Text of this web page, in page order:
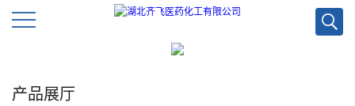
司
产品展厅